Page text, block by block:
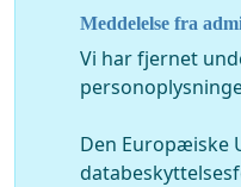
Meddelelse fra
Vi har fjernet
Den Europæiske